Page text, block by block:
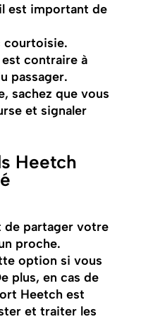
est important de
courtoisie.
contraire à
passager.
sachez que vous
et signaler
Heetch
de partager votre
proche.
option si vous
plus, en cas de
Heetch est
et traiter les